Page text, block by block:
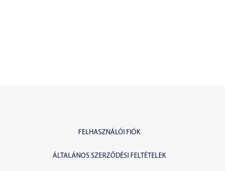
FELHASZNÁLÓI FIÓK
ÁLTALÁNOS SZERZŐDÉSI FELTÉTELEK